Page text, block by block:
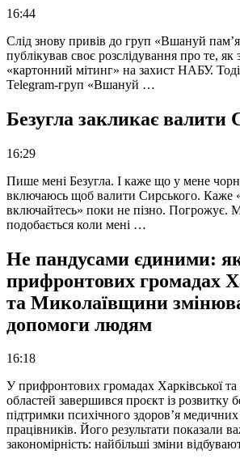
16:44
Слід знову привів до груп «Вшануй
публікував своє розслідування про те,
«картонний мітинг» на захист НАБУ.
Telegram-груп «Вшануй …
Безугла закликає валити
16:29
Пише мені Безугла. І каже що у мене
включаюсь щоб валити Сирського. Каже
включайтесь» поки не пізно. Погрожує.
подобається коли мені …
Не пандусами єдиними:
прифронтових громадах
та Миколаївщини
допомоги людям
16:18
У прифронтових громадах Харківської та
областей завершився проєкт із розвитку
підтримки психічного здоров’я медичних
працівників. Його результати показали
закономірність: найбільші зміни